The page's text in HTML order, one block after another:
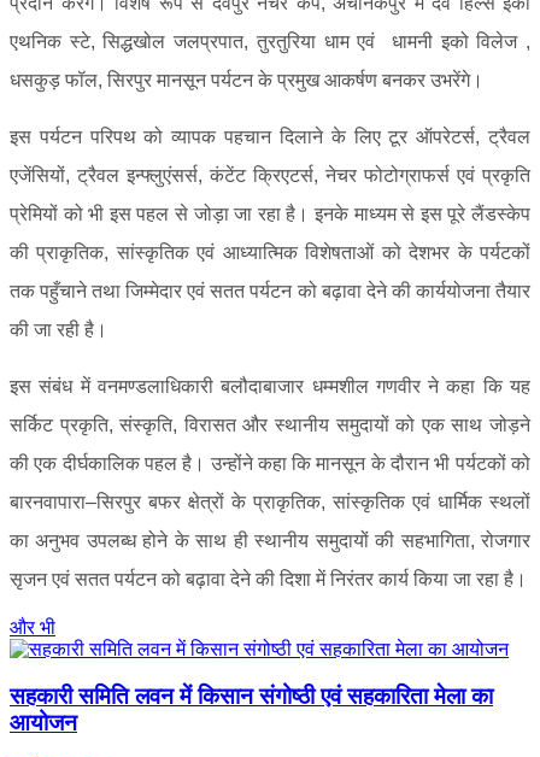
एथनिक स्टे, सिद्धखोल जलप्रपात, तुरतुरिया धाम एवं धामनी इको विलेज ,
धसकुड़ फॉल, सिरपुर मानसून पर्यटन के प्रमुख आकर्षण बनकर उभरेंगे।
इस पर्यटन परिपथ को व्यापक पहचान दिलाने के लिए टूर ऑपरेटर्स, ट्रैवल
एजेंसियों, ट्रैवल इन्फ्लुएंसर्स, कंटेंट क्रिएटर्स, नेचर फोटोग्राफर्स एवं प्रकृति
प्रेमियों को भी इस पहल से जोड़ा जा रहा है। इनके माध्यम से इस पूरे लैंडस्केप
की प्राकृतिक, सांस्कृतिक एवं आध्यात्मिक विशेषताओं को देशभर के पर्यटकों
तक पहुँचाने तथा जिम्मेदार एवं सतत पर्यटन को बढ़ावा देने की कार्ययोजना तैयार
की जा रही है।
इस संबंध में वनमण्डलाधिकारी बलौदाबाजार धम्मशील गणवीर ने कहा कि यह
सर्किट प्रकृति, संस्कृति, विरासत और स्थानीय समुदायों को एक साथ जोड़ने
की एक दीर्घकालिक पहल है। उन्होंने कहा कि मानसून के दौरान भी पर्यटकों को
बारनवापारा–सिरपुर बफर क्षेत्रों के प्राकृतिक, सांस्कृतिक एवं धार्मिक स्थलों
का अनुभव उपलब्ध होने के साथ ही स्थानीय समुदायों की सहभागिता, रोजगार
सृजन एवं सतत पर्यटन को बढ़ावा देने की दिशा में निरंतर कार्य किया जा रहा है।
और भी
सहकारी समिति लवन में किसान संगोष्ठी एवं सहकारिता मेला का
आयोजन